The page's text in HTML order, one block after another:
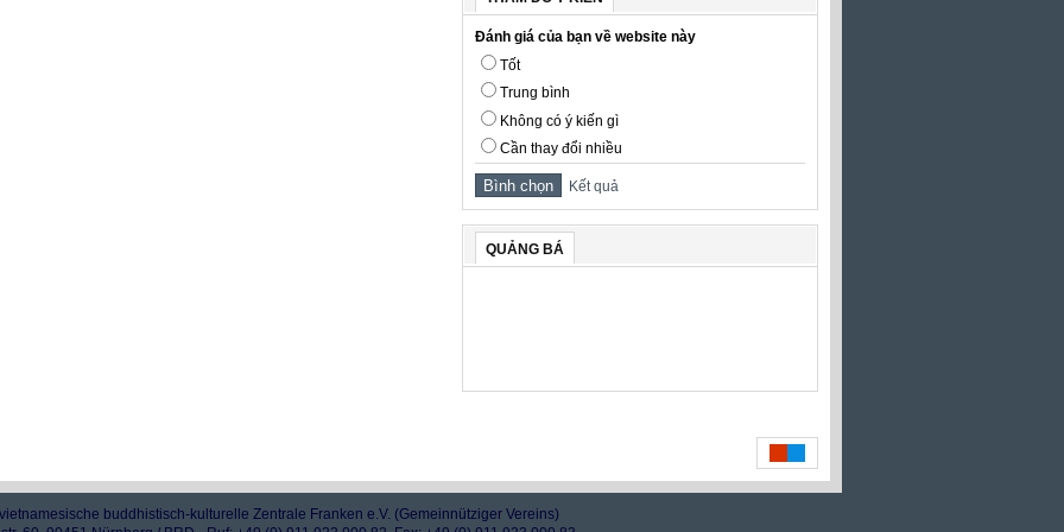
Đánh giá của bạn về website này
Tốt
Trung bình
Không có ý kiến gì
Cần thay đổi nhiều
Kết quả
QUẢNG BÁ
buddhistisch-kulturelle Zentrale Franken e.V. (Gemeinnütziger Vereins)